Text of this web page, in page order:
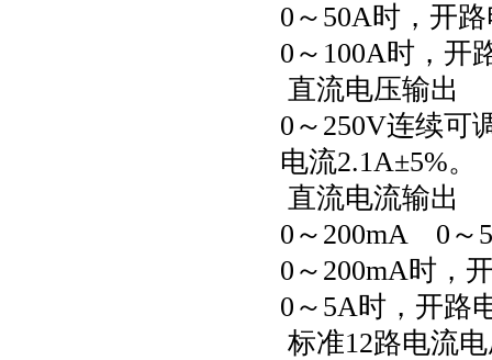
0～50A时，开
0～100A时，开
直流电压输出
0～250V连续可
电流2.1A±5%。
直流电流输出
0～200mA 0～
0～200mA时，
0～5A时，开路
标准12路电流